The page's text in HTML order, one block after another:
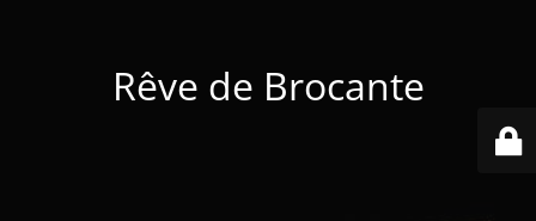
Rêve de Brocante